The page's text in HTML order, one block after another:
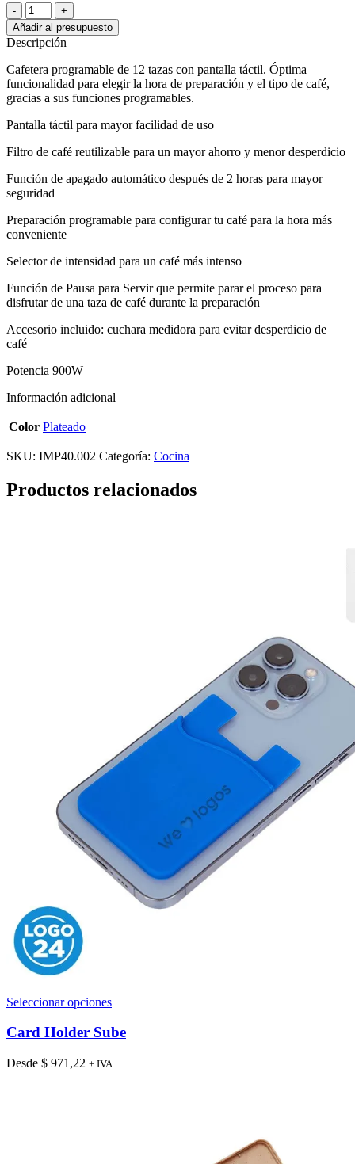
Cafetera
Oster
12
tazas
-
Pantalla
Táctil
Añadir al presupuesto
Descripción
Cafetera programable de 12 tazas con pantalla táctil. Óptima
funcionalidad para elegir la hora de preparación y el tipo de café,
gracias a sus funciones programables.
Pantalla táctil para mayor facilidad de uso
Filtro de café reutilizable para un mayor ahorro y menor desperdicio
Función de apagado automático después de 2 horas para mayor
seguridad
Preparación programable para configurar tu café para la hora más
conveniente
Selector de intensidad para un café más intenso
Función de Pausa para Servir que permite parar el proceso para
disfrutar de una taza de café durante la preparación
Accesorio incluido: cuchara medidora para evitar desperdicio de
café
Potencia 900W
Información adicional
Color Plateado
SKU: IMP40.002 Categoría: Cocina
Productos relacionados
Seleccionar opcionesEste
tiene
Card Holder Sube
Desde $ 971,22 + IVA